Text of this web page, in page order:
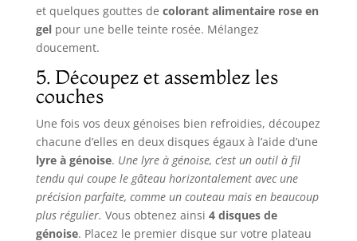
et quelques gouttes de colorant alimentaire rose en
gelpour une belle teinte rosée. Mélangez
doucement.
5. Découpez et assemblez les
couches
Une fois vos deux génoises bien refroidies, découpez
chacune d’elles en deux disques égaux à l’aide d’une
lyre à génoise. Une lyre à génoise, c’est un outil à fil
tendu qui coupe le gâteau horizontalement avec une
précision parfaite, comme un couteau mais en beaucoup
plus régulier. Vous obtenez ainsi 4 disques de
génoise. Placez le premier disque sur votre plateau